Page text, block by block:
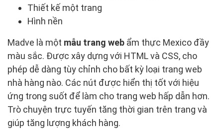
Thiết kế một trang
Hình nền
Madve là một mẫu trang web ẩm thực Mexico đầy
màu sắc. Được xây dựng với HTML và CSS, cho
phép dễ dàng tùy chỉnh cho bất kỳ loại trang web
nhà hàng nào. Các nút được hiển thị tốt với hiệu
ứng trong suốt để làm cho trang web hấp dẫn hơn.
Trò chuyện trực tuyến tăng thời gian trên trang và
giúp tăng lượng khách hàng.